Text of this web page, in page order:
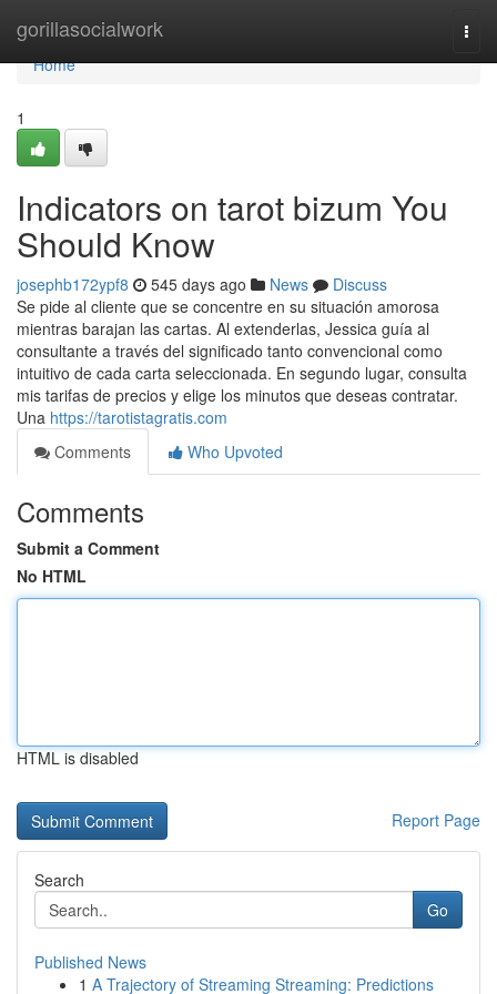
gorillasocialwork
Home
Home
1
Indicators on tarot bizum You
Should Know
josephb172ypf8 545 days ago News
Discuss
Se pide al cliente que se concentre en su situación amorosa
mientras barajan las cartas. Al extenderlas, Jessica guía al
consultante a través del significado tanto convencional como
intuitivo de cada carta seleccionada. En segundo lugar, consulta
mis tarifas de precios y elige los minutos que deseas contratar.
Una https://tarotistagratis.com
Comments
Who Upvoted
Comments
Submit a Comment
No HTML
HTML is disabled
Report Page
Search
Go
Published News
1 A Trajectory of Streaming Streaming: Predictions